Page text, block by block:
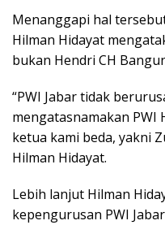
Menanggapi hal
Hilman Hidayat
bukan Hendri CH
“PWI Jabar tidak
mengatasnamakan PWI
ketua kami beda, yakni
Hilman Hidayat.
Lebih lanjut Hilman
kepengurusan PWI